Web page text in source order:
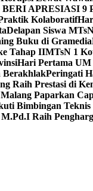
APRESIASI 9
Kolaboratif
Delapan Siswa
Buku di Gramedia
Tahap IIMTsN 1
Hari Pertama UM
BerakhlakPeringati
Raih Prestasi di
Paparkan
Bimbingan Teknis
Raih